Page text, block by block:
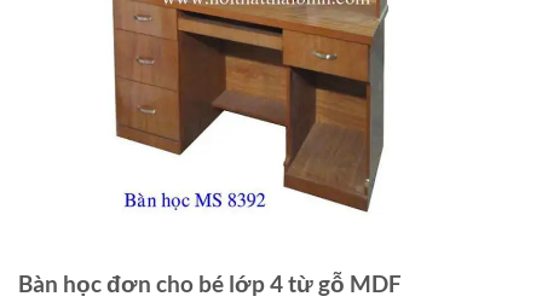
Bàn học đơn cho bé lớp 4 từ gỗ MDF